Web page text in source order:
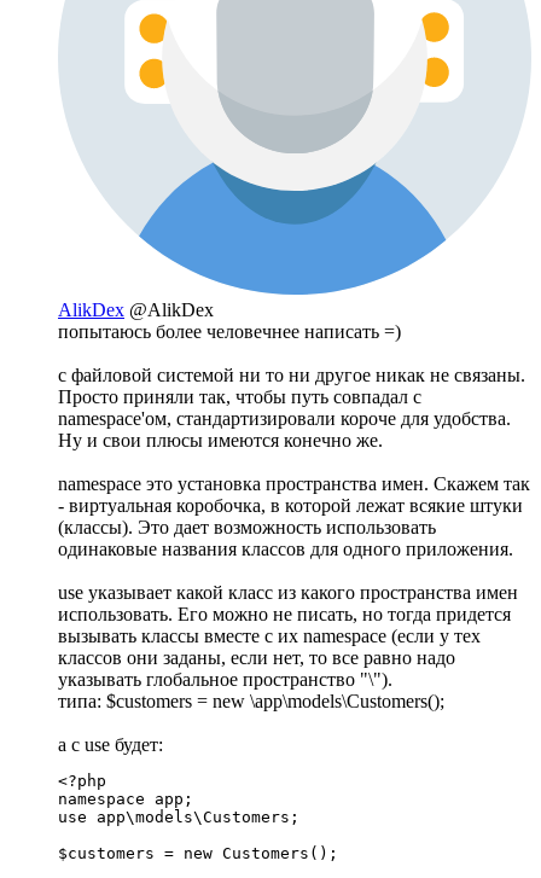
AlikDex @AlikDex
попытаюсь более человечнее написать =)
с файловой системой ни то ни другое никак не связаны.
Просто приняли так, чтобы путь совпадал с
namespace'ом, стандартизировали короче для удобства.
Ну и свои плюсы имеются конечно же.
namespace это установка пространства имен. Скажем так
- виртуальная коробочка, в которой лежат всякие штуки
(классы). Это дает возможность использовать
одинаковые названия классов для одного приложения.
use указывает какой класс из какого пространства имен
использовать. Его можно не писать, но тогда придется
вызывать классы вместе с их namespace (если у тех
классов они заданы, если нет, то все равно надо
указывать глобальное пространство "\").
типа: $customers = new \app\models\Customers();
а с use будет:
<?php
namespace app;
use app\models\Customers;
$customers = new Customers();